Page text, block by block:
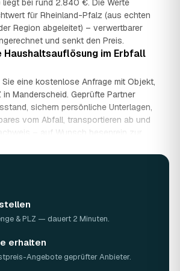
liegt bei rund 2.840 €. Die Werte
für Rheinland-Pfalz (aus echten
Region abgeleitet) – verwertbarer
und senkt den Preis.
Haushaltsauflösung im Erbfall
eine kostenlose Anfrage mit Objekt,
in Manderscheid. Geprüfte Partner
sichern persönliche Unterlagen,
vom Abfall, transportieren ab und
– auf Wunsch besenrein zur
gerade wenn mehrere Erben beteiligt
und Antiquitäten
Schmuck und ganze Sammlungen
werden fachkundig begutachtet und
Bei wertvollem Hausstand
in Manderscheid dadurch
werden – in Einzelfällen bis hin zu
& PLZ — dauert 2 Minuten.
erhalten
Angebote geprüfter Anbieter.